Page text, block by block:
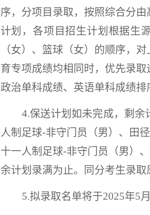
序，分项目录取，按照综合分由
计划， 各项目招生计划 根据生
（女）、篮球（女）的顺序，对
育专项成绩均相同时，优先录
政治单科成绩、英语单科成绩
4.保送计划如未完成，剩
人制足球-非守门员（男）、田
十一人制足球-非守门员（男）
余计划录满为止。同分考生录取
5.拟录取名单将于2025年5